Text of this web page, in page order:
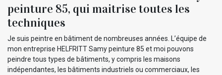
peinture 85, qui maitrise toutes les
techniques
Je suis peintre en bâtiment de nombreuses années. L’équipe de
mon entreprise HELFRITT Samy peinture 85 et moi pouvons
peindre tous types de bâtiments, y compris les maisons
indépendantes, les bâtiments industriels ou commerciaux, les